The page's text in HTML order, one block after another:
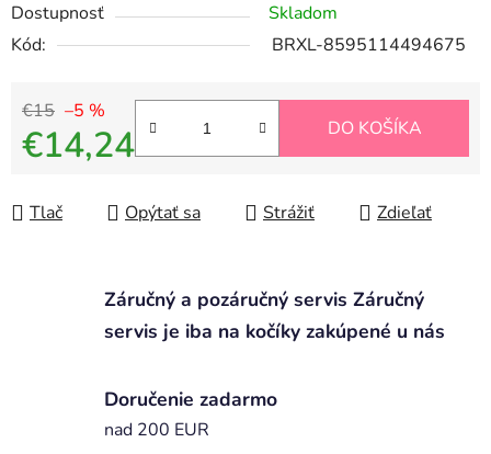
Dostupnosť
Skladom
Kód:
BRXL-8595114494675
€15 –5 %
€14,24 DO KOŠÍKA
Tlač Opýtať sa Strážiť Zdieľať
Záručný a pozáručný servis Záručný
servis je iba na kočíky zakúpené u nás
Doručenie zadarmo
nad 200 EUR